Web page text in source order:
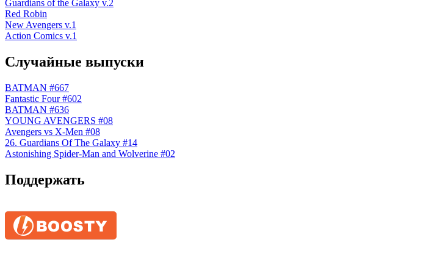
Guardians of the Galaxy v.2
Red Robin
New Avengers v.1
Action Comics v.1
Случайные выпуски
BATMAN #667
Fantastic Four #602
BATMAN #636
YOUNG AVENGERS #08
Avengers vs X-Men #08
26. Guardians Of The Galaxy #14
Astonishing Spider-Man and Wolverine #02
Поддержать